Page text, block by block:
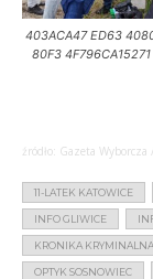
403ACA47 ED63
80F3 4F796CA15271
źródło: Gazeta Wyborcza
11-LATEK KATOWICE
INFO GLIWICE
KRONIKA KRYMINALNA
OPTYK SOSNOWIEC